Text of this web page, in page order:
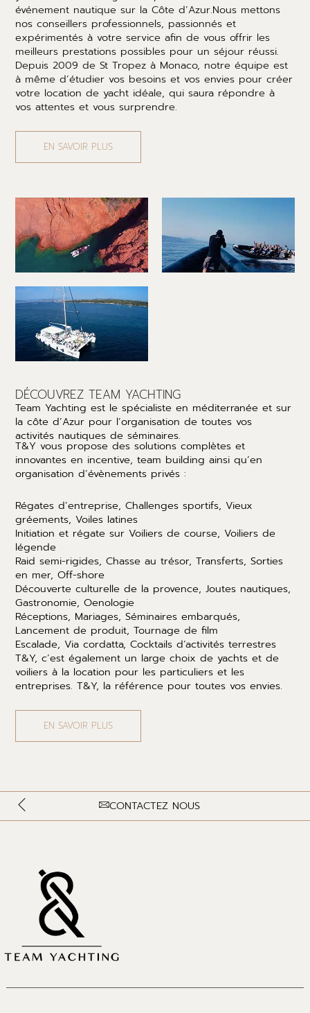
événement nautique sur la Côte d’Azur.Nous mettons
nos conseillers professionnels, passionnés et
expérimentés à votre service afin de vous offrir les
meilleurs prestations possibles pour un séjour réussi.
Depuis 2009 de St Tropez à Monaco, notre équipe est
à même d’étudier vos besoins et vos envies pour créer
votre location de yacht idéale, qui saura répondre à
vos attentes et vous surprendre.
EN SAVOIR PLUS
DÉCOUVREZ TEAM YACHTING
Team Yachting est le spécialiste en méditerranée et sur
la côte d’Azur pour l’organisation de toutes vos
activités nautiques de séminaires.
T&Y vous propose des solutions complètes et
innovantes en incentive, team building ainsi qu’en
organisation d’évènements privés :
Régates d’entreprise, Challenges sportifs, Vieux
gréements, Voiles latines
Initiation et régate sur Voiliers de course, Voiliers de
légende
Raid semi-rigides, Chasse au trésor, Transferts, Sorties
en mer, Off-shore
Découverte culturelle de la provence, Joutes nautiques,
Gastronomie, Oenologie
Réceptions, Mariages, Séminaires embarqués,
Lancement de produit, Tournage de film
Escalade, Via cordatta, Cocktails d’activités terrestres
T&Y, c’est également un large choix de yachts et de
voiliers à la location pour les particuliers et les
entreprises. T&Y, la référence pour toutes vos envies.
EN SAVOIR PLUS
CONTACTEZ NOUS